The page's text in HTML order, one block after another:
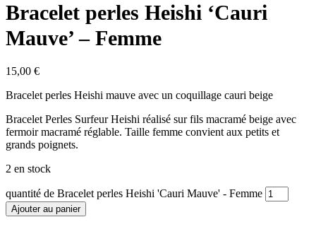
Bracelet perles Heishi ‘Cauri
Mauve’ – Femme
15,00 €
Bracelet perles Heishi mauve avec un coquillage cauri beige
Bracelet Perles Surfeur Heishi réalisé sur fils macramé beige avec
fermoir macramé réglable. Taille femme convient aux petits et
grands poignets.
2 en stock
quantité de Bracelet perles Heishi 'Cauri Mauve' - Femme
Ajouter au panier